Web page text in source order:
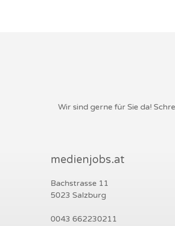
Wir sind gerne für Sie da!
medienjobs.at
Bachstrasse 11
5023 Salzburg
0043 662230211